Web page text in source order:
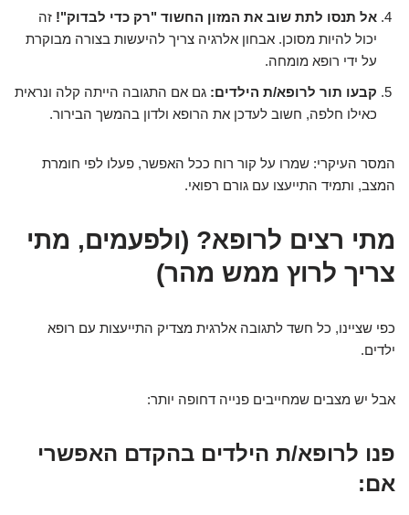
אל תנסו לתת שוב את המזון החשוד "רק כדי לבדוק"! זה
יכול להיות מסוכן. אבחון אלרגיה צריך להיעשות בצורה מבוקרת
על ידי רופא מומחה.
קבעו תור לרופא/ת הילדים: גם אם התגובה הייתה קלה ונראית
כאילו חלפה, חשוב לעדכן את הרופא ולדון בהמשך הבירור.
המסר העיקרי: שמרו על קור רוח ככל האפשר, פעלו לפי חומרת
המצב, ותמיד התייעצו עם גורם רפואי.
מתי רצים לרופא? (ולפעמים, מתי
צריך לרוץ ממש מהר)
כפי שציינו, כל חשד לתגובה אלרגית מצדיק התייעצות עם רופא
ילדים.
אבל יש מצבים שמחייבים פנייה דחופה יותר:
פנו לרופא/ת הילדים בהקדם האפשרי
אם: